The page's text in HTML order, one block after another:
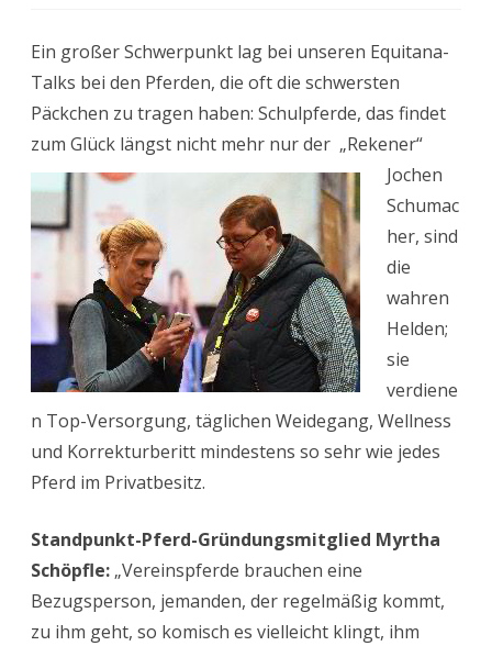
Aspekte:
Helden
Ein großer Schwerpunkt lag bei unseren Equitana-
Talks bei den Pferden, die oft die schwersten
Päckchen zu tragen haben: Schulpferde, das findet
zum Glück längst nicht mehr nur der „Rekener“
Jochen
Schumac
her, sind
die
wahren
Helden;
sie
verdiene
n Top-Versorgung, täglichen Weidegang, Wellness
und Korrekturberitt mindestens so sehr wie jedes
Pferd im Privatbesitz.
Standpunkt-Pferd-Gründungsmitglied Myrtha
Schöpfle:„Vereinspferde brauchen eine
Bezugsperson, jemanden, der regelmäßig kommt,
zu ihm geht, so komisch es vielleicht klingt, ihm